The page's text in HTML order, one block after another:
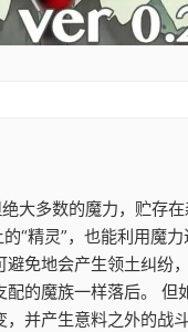
大多数的魔力，贮
精灵”，也能利用
免地会产生领土纠
的魔族一样落后。
并产生意料之外的战